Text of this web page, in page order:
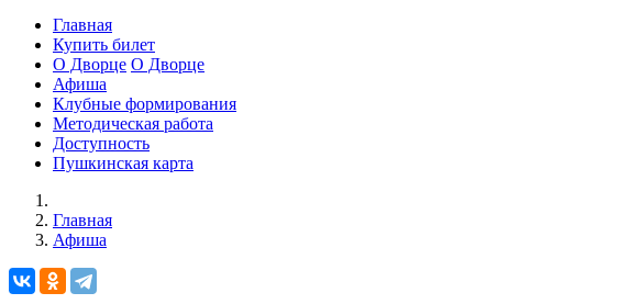
Главная
Купить билет
О Дворце О Дворце
Афиша
Клубные формирования
Методическая работа
Доступность
Пушкинская карта
Главная
Афиша